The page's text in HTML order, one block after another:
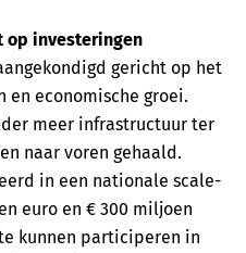
op investeringen
gericht op het
en economische groei.
meer infrastructuur ter
naar voren gehaald.
in een nationale scale-
euro en € 300 miljoen
kunnen participeren in